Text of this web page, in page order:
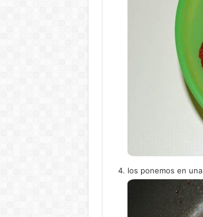
los ponemos en